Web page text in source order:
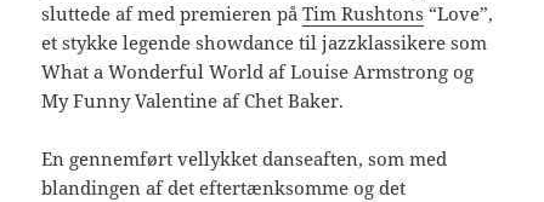
sluttede af med premieren påTim Rushtons “Love”,
et stykke legende showdance til jazzklassikere som
What a Wonderful World af Louise Armstrong og
My Funny Valentine af Chet Baker.
En gennemført vellykket danseaften, som med
blandingen af det eftertænksomme og det